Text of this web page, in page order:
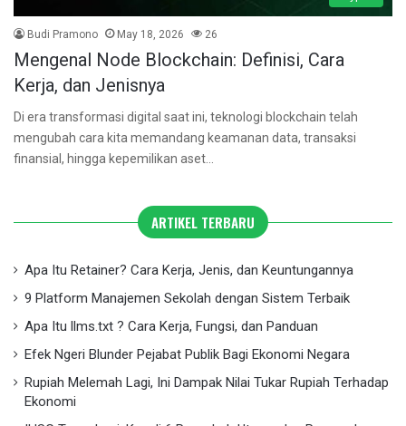
Budi Pramono May 18, 2026 26
Mengenal Node Blockchain: Definisi, Cara
Kerja, dan Jenisnya
Di era transformasi digital saat ini, teknologi blockchain telah
mengubah cara kita memandang keamanan data, transaksi
finansial, hingga kepemilikan aset…
ARTIKEL TERBARU
Apa Itu Retainer? Cara Kerja, Jenis, dan Keuntungannya
9 Platform Manajemen Sekolah dengan Sistem Terbaik
Apa Itu llms.txt ? Cara Kerja, Fungsi, dan Panduan
Efek Ngeri Blunder Pejabat Publik Bagi Ekonomi Negara
Rupiah Melemah Lagi, Ini Dampak Nilai Tukar Rupiah Terhadap
Ekonomi